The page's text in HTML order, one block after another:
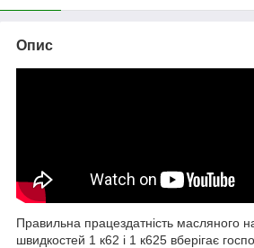
Опис
Правильна працездатність масляного
швидкостей 1 к62 і 1 к625 вберігає